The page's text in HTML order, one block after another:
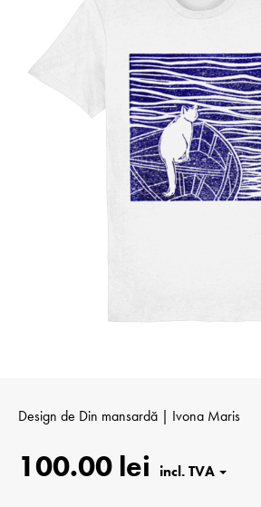
Design de Din mansardă | Ivona Maris
100.00 lei